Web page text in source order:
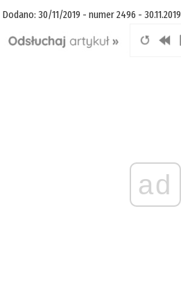
Dodano: 30/11/2019 - numer 2496 - 30.11.2019
ad